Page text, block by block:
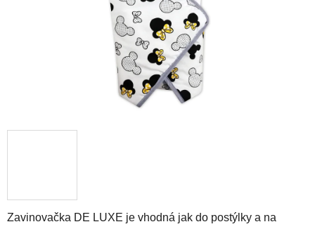
Zavinovačka DE LUXE je vhodná jak do postýlky a na